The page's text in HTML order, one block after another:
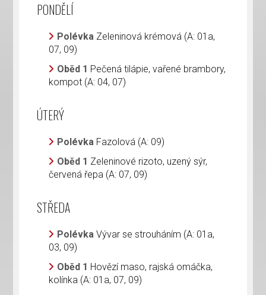
PONDĚLÍ
Polévka Zeleninová krémová (A: 01a,
07, 09)
Oběd 1 Pečená tilápie, vařené brambory,
kompot (A: 04, 07)
ÚTERÝ
Polévka Fazolová (A: 09)
Oběd 1 Zeleninové rizoto, uzený sýr,
červená řepa (A: 07, 09)
STŘEDA
PolévkaVývar se strouháním (A: 01a,
03, 09)
Oběd 1 Hovězí maso, rajská omáčka,
kolínka (A: 01a, 07, 09)